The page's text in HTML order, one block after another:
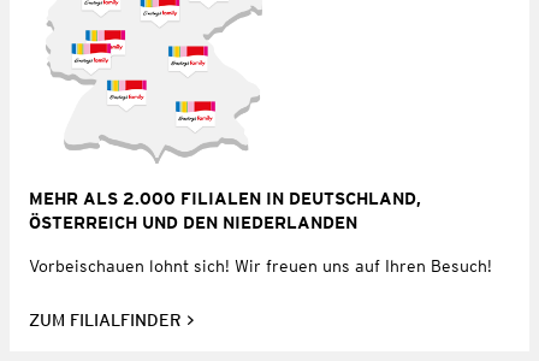
MEHR ALS 2.000 FILIALEN IN DEUTSCHLAND,
ÖSTERREICH UND DEN NIEDERLANDEN
Vorbeischauen lohnt sich! Wir freuen uns auf Ihren Besuch!
ZUM FILIALFINDER